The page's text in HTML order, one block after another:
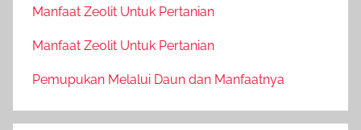
Manfaat Zeolit Untuk Pertanian
Manfaat Zeolit Untuk Pertanian
Pemupukan Melalui Daun dan Manfaatnya